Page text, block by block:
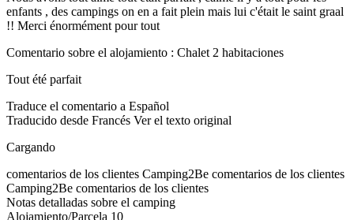
enfants , des campings on en a fait plein mais lui c'était le saint graal
!! Merci énormément pour tout
Comentario sobre el alojamiento : Chalet 2 habitaciones
Tout été parfait
Traduce el comentario a Español
Traducido desde Francés Ver el texto original
Cargando
comentarios de los clientes Camping2Be comentarios de los clientes
Camping2Be comentarios de los clientes
Notas detalladas sobre el camping
Alojamiento/Parcela 10